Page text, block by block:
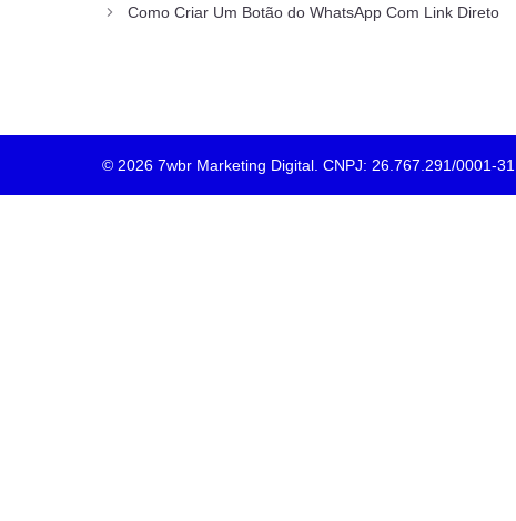
Como Criar Um Botão do WhatsApp Com Link Direto
© 2026 7wbr Marketing Digital. CNPJ: 26.767.291/0001-31